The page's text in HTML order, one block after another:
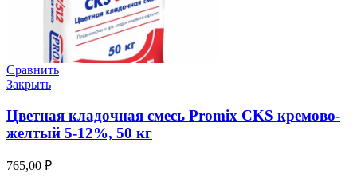
Сравнить
Закрыть
Цветная кладочная смесь Promix CKS кремово-
желтый 5-12%, 50 кг
765,00 ₽